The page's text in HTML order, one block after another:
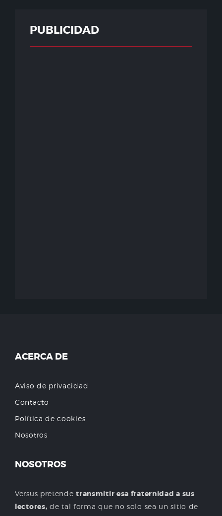
PUBLICIDAD
ACERCA DE
Aviso de privacidad
Contacto
Política de cookies
Nosotros
NOSOTROS
Versus pretendetransmitir esa fraternidad a sus
lectores, de tal forma que no solo sea un sitio de